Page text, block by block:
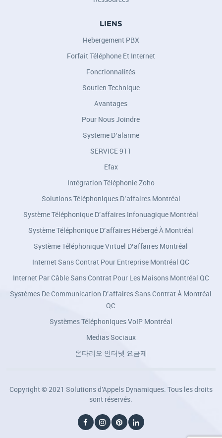
LIENS
Hebergement PBX
Forfait Téléphone Et Internet
Fonctionnalités
Soutien Technique
Avantages
Pour Nous Joindre
Systeme D’alarme
SERVICE 911
Efax
Intégration Téléphonie Zoho
Solutions Téléphoniques D’affaires Montréal
Système Téléphonique D’affaires Infonuagique Montréal
Système Téléphonique D’affaires Hébergé À Montréal
Système Téléphonique Virtuel D’affaires Montréal
Internet Sans Contrat Pour Entreprise Montréal QC
Internet Par Câble Sans Contrat Pour Les Maisons Montréal QC
Systèmes De Communication D’affaires Sans Contrat À Montréal
QC
Systèmes Téléphoniques VoIP Montréal
Medias Sociaux
온타리오 인터넷 요금제
Copyright © 2021 Solutions d'Appels Dynamiques. Tous les droits
sont réservés.